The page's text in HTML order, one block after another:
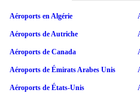
Aéroports en Algérie
Aéroports de Autriche
Aéroports de Canada
Aéroports de Émirats Arabes Unis
Aéroports de États-Unis